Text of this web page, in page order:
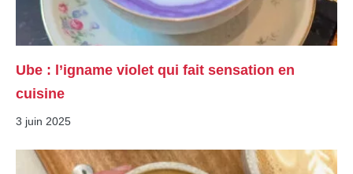
Ube : l’igname violet qui fait sensation en
cuisine
3 juin 2025